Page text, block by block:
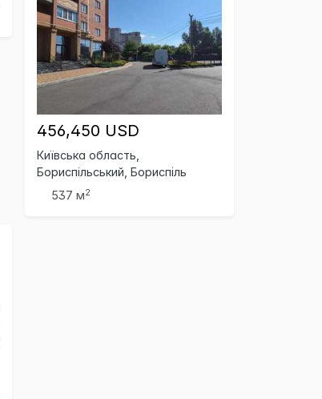
456,450 USD
Київська область,
Бориспільський, Бориспіль
537 м2